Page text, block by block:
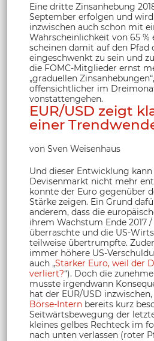
Eine dritte Zinsanhebung
September erfolgen und
inzwischen auch schon mit
Wahrscheinlichkeit von 65
scheinen damit auf den Pfad
eingeschwenkt zu sein und
die FOMC-Mitglieder ernst
„graduellen
offensichtlicher im
vonstattengehen.
EUR/USD zeigt
einer
von Sven Weisenhaus
Und dieser Entwicklung
Devisenmarkt nicht mehr
konnte der Euro gegenüber
Stärke zeigen. Ein Grund
anderem, dass die
ihrem Wachstum Ende 2017
überraschte und die US-
teilweise übertrumpfte.
immer höhere US-
auch „Starker Euro, weil der
verliert?“). Doch die
musste irgendwann
hat der EUR/USD
Börse-Intern bereits kurz
Seitwärtsbewegung der
kleines gelbes Rechteck im
nach unten verlassen (roter